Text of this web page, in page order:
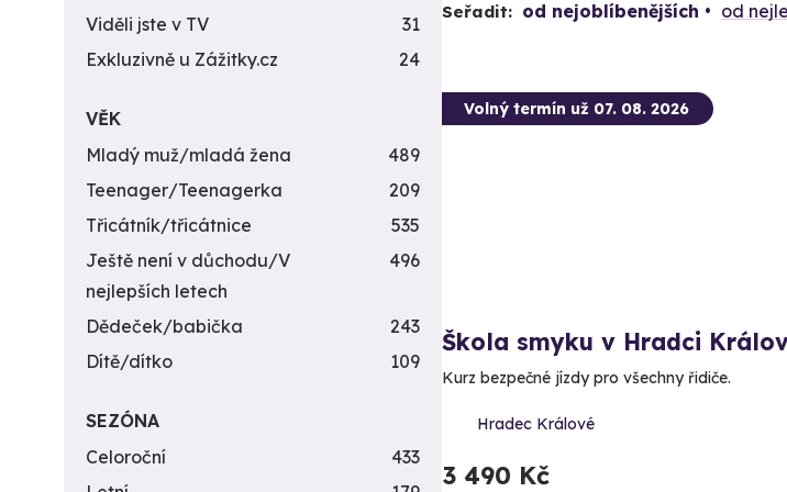
Seřadit: od nejoblíbenějších od
Volný termín už 07. 08. 2026
Škola smyku v Hradci
Kurz bezpečné jízdy pro všechny řidiče.
Hradec Králové
3 490 Kč
Viděli jste v TV
31
Exkluzivně u Zážitky.cz
24
VĚK
Mladý muž/mladá žena
489
Teenager/Teenagerka
209
Třicátník/třicátnice
535
Ještě není v důchodu/V
nejlepších letech
496
Dědeček/babička
243
Dítě/dítko
109
SEZÓNA
Celoroční
433